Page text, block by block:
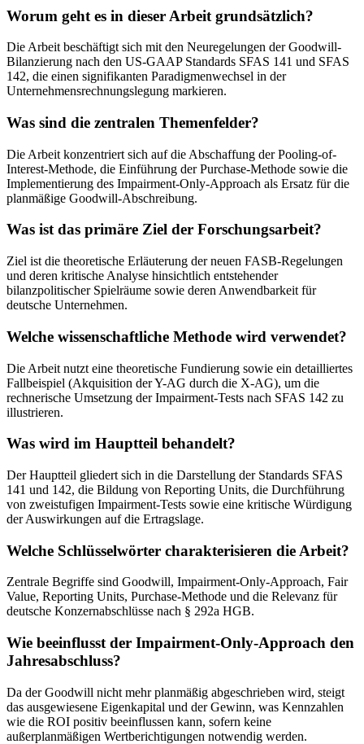
Worum geht es in dieser Arbeit grundsätzlich?
Die Arbeit beschäftigt sich mit den Neuregelungen der Goodwill-
Bilanzierung nach den US-GAAP Standards SFAS 141 und SFAS
142, die einen signifikanten Paradigmenwechsel in der
Unternehmensrechnungslegung markieren.
Was sind die zentralen Themenfelder?
Die Arbeit konzentriert sich auf die Abschaffung der Pooling-of-
Interest-Methode, die Einführung der Purchase-Methode sowie die
Implementierung des Impairment-Only-Approach als Ersatz für die
planmäßige Goodwill-Abschreibung.
Was ist das primäre Ziel der Forschungsarbeit?
Ziel ist die theoretische Erläuterung der neuen FASB-Regelungen
und deren kritische Analyse hinsichtlich entstehender
bilanzpolitischer Spielräume sowie deren Anwendbarkeit für
deutsche Unternehmen.
Welche wissenschaftliche Methode wird verwendet?
Die Arbeit nutzt eine theoretische Fundierung sowie ein detailliertes
Fallbeispiel (Akquisition der Y-AG durch die X-AG), um die
rechnerische Umsetzung der Impairment-Tests nach SFAS 142 zu
illustrieren.
Was wird im Hauptteil behandelt?
Der Hauptteil gliedert sich in die Darstellung der Standards SFAS
141 und 142, die Bildung von Reporting Units, die Durchführung
von zweistufigen Impairment-Tests sowie eine kritische Würdigung
der Auswirkungen auf die Ertragslage.
Welche Schlüsselwörter charakterisieren die Arbeit?
Zentrale Begriffe sind Goodwill, Impairment-Only-Approach, Fair
Value, Reporting Units, Purchase-Methode und die Relevanz für
deutsche Konzernabschlüsse nach § 292a HGB.
Wie beeinflusst der Impairment-Only-Approach den
Jahresabschluss?
Da der Goodwill nicht mehr planmäßig abgeschrieben wird, steigt
das ausgewiesene Eigenkapital und der Gewinn, was Kennzahlen
wie die ROI positiv beeinflussen kann, sofern keine
außerplanmäßigen Wertberichtigungen notwendig werden.